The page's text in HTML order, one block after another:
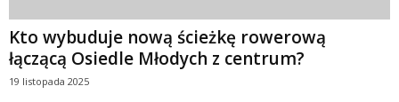
Kto wybuduje nową ścieżkę rowerową
łączącą Osiedle Młodych z centrum?
19 listopada 2025